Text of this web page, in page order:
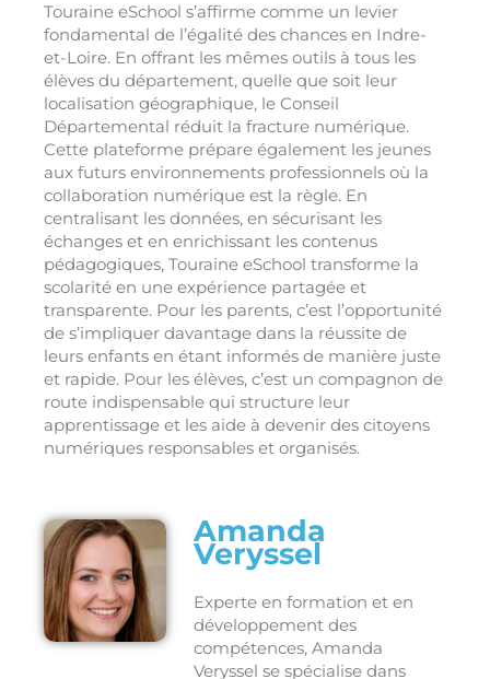
Touraine eSchool s’affirme comme un levier
fondamental de l’égalité des chances en Indre-
et-Loire. En offrant les mêmes outils à tous les
élèves du département, quelle que soit leur
localisation géographique, le Conseil
Départemental réduit la fracture numérique.
Cette plateforme prépare également les jeunes
aux futurs environnements professionnels où la
collaboration numérique est la règle. En
centralisant les données, en sécurisant les
échanges et en enrichissant les contenus
pédagogiques, Touraine eSchool transforme la
scolarité en une expérience partagée et
transparente. Pour les parents, c’est l’opportunité
de s’impliquer davantage dans la réussite de
leurs enfants en étant informés de manière juste
et rapide. Pour les élèves, c’est un compagnon de
route indispensable qui structure leur
apprentissage et les aide à devenir des citoyens
numériques responsables et organisés.
Amanda
Veryssel
Experte en formation et en
développement des
compétences, Amanda
Veryssel se spécialise dans